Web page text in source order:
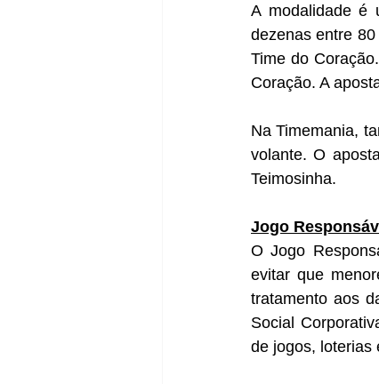
A modalidade é
dezenas entre
Time do
Coração. A
Na Timemania,
volante. O
Teimosinha.
Jogo
O Jogo
evitar que
tratamento aos
Social
de jogos, loterias